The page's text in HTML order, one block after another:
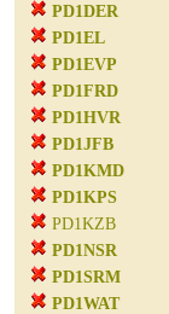
PD1DER
PD1EL
PD1EVP
PD1FRD
PD1HVR
PD1JFB
PD1KMD
PD1KPS
PD1KZB
PD1NSR
PD1SRM
PD1WAT